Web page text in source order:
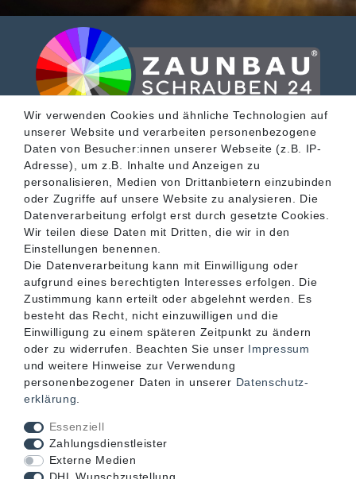
SERVICE
INFORMATIONEN
KONTAKT
Wir verwenden Cookies und ähnliche Technologien auf
unserer Website und verarbeiten personenbezogene
Daten von Besucher:innen unserer Webseite (z.B. IP-
Adresse), um z.B. Inhalte und Anzeigen zu
personalisieren, Medien von Drittanbietern einzubinden
oder Zugriffe auf unsere Website zu analysieren. Die
Datenverarbeitung erfolgt erst durch gesetzte Cookies.
Wir teilen diese Daten mit Dritten, die wir in den
Einstellungen benennen.
Die Datenverarbeitung kann mit Einwilligung oder
aufgrund eines berechtigten Interesses erfolgen. Die
Zustimmung kann erteilt oder abgelehnt werden. Es
besteht das Recht, nicht einzuwilligen und die
Einwilligung zu einem späteren Zeitpunkt zu ändern
oder zu widerrufen. Beachten Sie unser Impressum
und weitere Hinweise zur Verwendung
personenbezogener Daten in unserer Daten­schutz­
erklärung
Essenziell
Zahlungsdienstleister
Externe Medien